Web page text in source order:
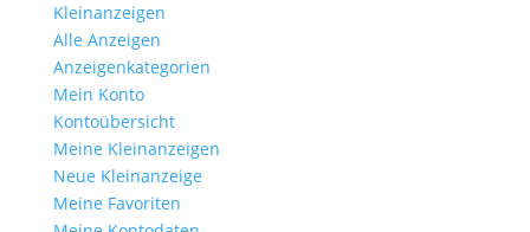
Kleinanzeigen
Alle Anzeigen
Anzeigen­kategorien
Mein Konto
Kontoübersicht
Meine Kleinanzeigen
Neue Kleinanzeige
Meine Favoriten